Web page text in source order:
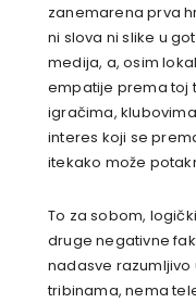
zanemarena prva
ni slova ni slike u
medija, a, osim
empatije prema toj
igračima,
interes koji se
itekako može
To za sobom,
druge negativne
nadasve razumljivo
tribinama, nema